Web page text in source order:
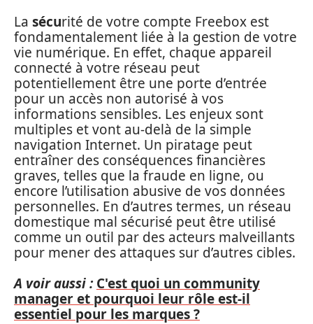
La sécurité de votre compte Freebox est
fondamentalement liée à la gestion de votre
vie numérique. En effet, chaque appareil
connecté à votre réseau peut
potentiellement être une porte d’entrée
pour un accès non autorisé à vos
informations sensibles. Les enjeux sont
multiples et vont au-delà de la simple
navigation Internet. Un piratage peut
entraîner des conséquences financières
graves, telles que la fraude en ligne, ou
encore l’utilisation abusive de vos données
personnelles. En d’autres termes, un réseau
domestique mal sécurisé peut être utilisé
comme un outil par des acteurs malveillants
pour mener des attaques sur d’autres cibles.
A voir aussi : C'est quoi un community
manager et pourquoi leur rôle est-il
essentiel pour les marques ?